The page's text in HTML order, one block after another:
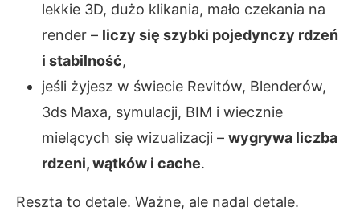
lekkie 3D, dużo klikania, mało czekania na
render – liczy się szybki pojedynczy rdzeń
i stabilność,
jeśli żyjesz w świecie Revitów, Blenderów,
3ds Maxa, symulacji, BIM i wiecznie
mielących się wizualizacji – wygrywa liczba
rdzeni, wątków i cache.
Reszta to detale. Ważne, ale nadal detale.